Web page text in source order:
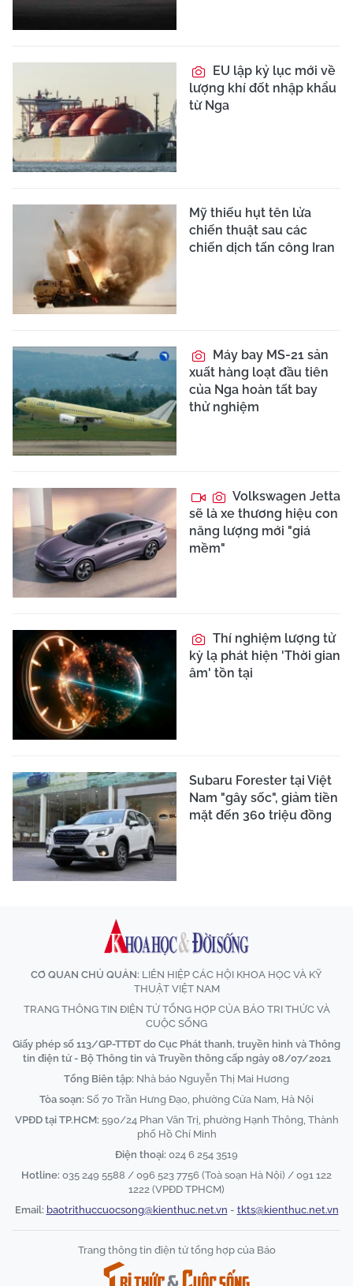
EU lập kỷ lục mới về
lượng khí đốt nhập khẩu
từ Nga
Mỹ thiếu hụt tên lửa
chiến thuật sau các
chiến dịch tấn công Iran
Máy bay MS-21 sản
xuất hàng loạt đầu tiên
của Nga hoàn tất bay
thử nghiệm
Volkswagen Jetta
sẽ là xe thương hiệu con
năng lượng mới "giá
mềm"
Thí nghiệm lượng tử
kỳ lạ phát hiện 'Thời gian
âm' tồn tại
Subaru Forester tại Việt
Nam "gây sốc", giảm tiền
mặt đến 360 triệu đồng
CƠ QUAN CHỦ QUẢN: LIÊN HIỆP CÁC HỘI KHOA HỌC VÀ KỸ
THUẬT VIỆT NAM
TRANG THÔNG TIN ĐIỆN TỬ TỔNG HỢP CỦA BÁO TRI THỨC VÀ
CUỘC SỐNG
Giấy phép số 113/GP-TTĐT do Cục Phát thanh, truyền hình và Thông
tin điện tử - Bộ Thông tin và Truyền thông cấp ngày 08/07/2021
Tổng Biên tập: Nhà báo Nguyễn Thị Mai Hương
Tòa soạn: Số 70 Trần Hưng Đạo, phường Cửa Nam, Hà Nội
VPĐD tại TP.HCM: 590/24 Phan Văn Trị, phường Hạnh Thông, Thành
phố Hồ Chí Minh
Điện thoại: 024 6 254 3519
Hotline: 035 249 5588 / 096 523 7756 (Toà soạn Hà Nội) / 091 122
1222 (VPĐD TPHCM)
Email: baotrithuccuocsong@kienthuc.net.vn - tkts@kienthuc.net.vn
Trang thông tin điện tử tổng hợp của Báo